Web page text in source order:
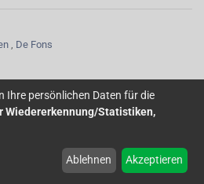
, De Fons
Nuance dunkler, einfach
Ihre persönlichen Daten für die
Wiedererkennung/Statistiken,
Ablehnen Akzeptieren